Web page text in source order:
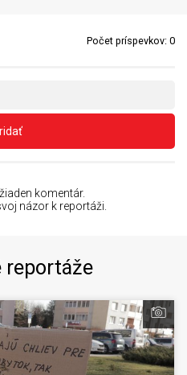
Počet príspevkov: 0
komentár.
názor k reportáži.
reportáže